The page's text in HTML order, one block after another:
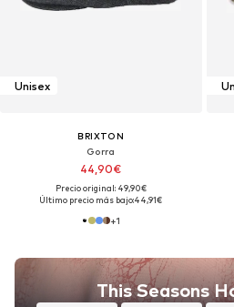
Unisex
BRIXTON
Gorra
44,90€
Precio original: 49,90€
Último precio más bajo:44,91€
+1
This Seasons